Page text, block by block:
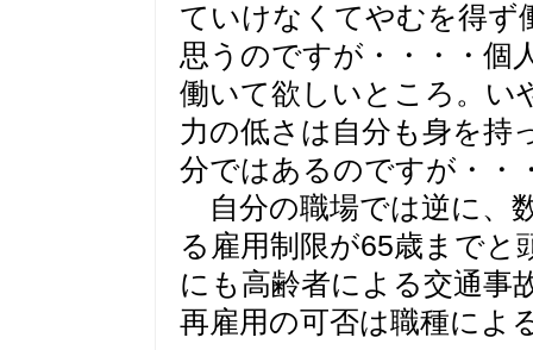
ていけなくてやむを得ず
思うのですが・・・・個
働いて欲しいところ。い
力の低さは自分も身を持
分ではあるのですが・・
自分の職場では逆に、
る雇用制限が65歳まで
にも高齢者による交通事
再雇用の可否は職種によ